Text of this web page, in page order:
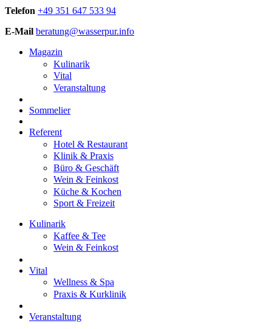
Telefon +49 351 647 533 94
E-Mail beratung@wasserpur.info
Magazin
Kulinarik
Vital
Veranstaltung
Sommelier
Referent
Hotel & Restaurant
Klinik & Praxis
Büro & Geschäft
Wein & Feinkost
Küche & Kochen
Sport & Freizeit
Kulinarik
Kaffee & Tee
Wein & Feinkost
Vital
Wellness & Spa
Praxis & Kurklinik
Veranstaltung